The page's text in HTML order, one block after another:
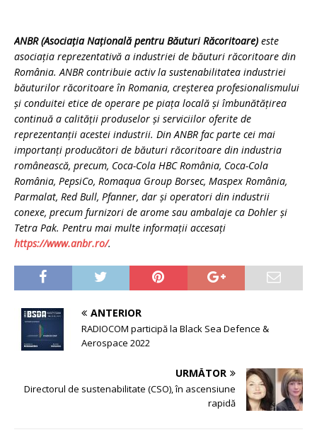
ANBR (Asociația Națională pentru Băuturi Răcoritoare) este
asociația reprezentativă a industriei de băuturi răcoritoare din
România. ANBR contribuie activ la sustenabilitatea industriei
băuturilor răcoritoare în Romania, creșterea profesionalismului
și conduitei etice de operare pe piața locală și îmbunătățirea
continuă a calității produselor și serviciilor oferite de
reprezentanții acestei industrii. Din ANBR fac parte cei mai
importanți producători de băuturi răcoritoare din industria
românească, precum, Coca-Cola HBC România, Coca-Cola
România, PepsiCo, Romaqua Group Borsec, Maspex România,
Parmalat, Red Bull, Pfanner, dar și operatori din industrii
conexe, precum furnizori de arome sau ambalaje ca Dohler și
Tetra Pak. Pentru mai multe informații accesați
https://www.anbr.ro/.
ANTERIOR
RADIOCOM participă la Black Sea Defence &
Aerospace 2022
URMĂTOR
Directorul de sustenabilitate (CSO), în ascensiune
rapidă